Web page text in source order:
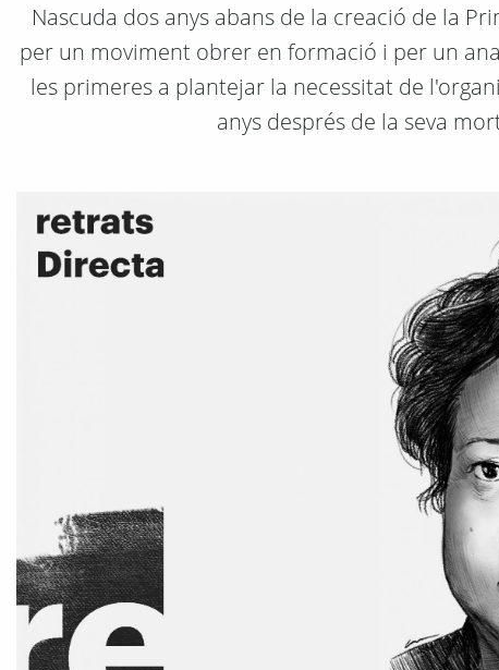
Nascuda dos anys abans de la creació de la
per un moviment obrer en formació i per un
les primeres a plantejar la necessitat de
anys després de la seva